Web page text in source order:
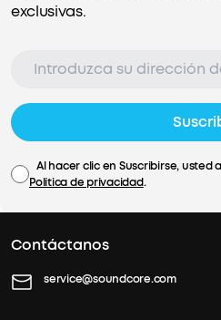
exclusivas.
Al hacer clic en Suscribirse, usted
Política de privacidad.
Contáctanos
service@soundcore.com